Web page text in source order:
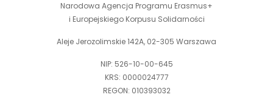
Narodowa Agencja Programu Erasmus+
i Europejskiego Korpusu Solidarności
Aleje Jerozolimskie 142A, 02-305 Warszawa
NIP: 526-10-00-645
KRS: 0000024777
REGON: 010393032